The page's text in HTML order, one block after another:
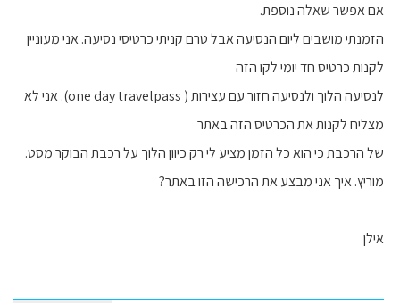
אם אפשר שאלה נוספת.
הזמנתי מושבים ליום הנסיעה אבל טרם קניתי כרטיסי נסיעה. אני מעוניין
לקנות כרטיס חד יומי לקו הזה
לנסיעה הלוך ולנסיעה חזור עם עצירות ( one day travelpass). אני לא
מצליח לקנות את הכרטיס הזה באתר
של הרכבת כי הוא כל הזמן מציע לי רק כיוון הלוך על רכבת הבוקר מסט.
מוריץ. איך אני מבצע את הרכישה הזו באתר?
אילן